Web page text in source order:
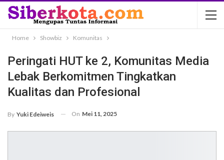
Home Showbiz Komunitas
Peringati HUT ke 2, Komunitas Media
Lebak Berkomitmen Tingkatkan
Kualitas dan Profesional
By Yuki Edeiweis On Mei 11, 2025